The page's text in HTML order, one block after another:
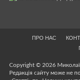
ПРО НАС
Copyright © 2026
Редакція сайту може не